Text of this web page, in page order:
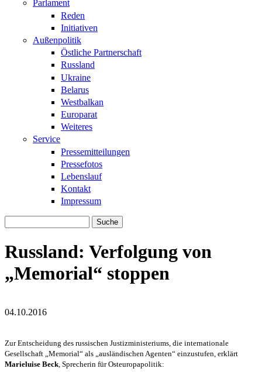
Parlament
Reden
Initiativen
Außenpolitik
Östliche Partnerschaft
Russland
Ukraine
Belarus
Westbalkan
Europarat
Weiteres
Service
Pressemitteilungen
Pressefotos
Lebenslauf
Kontakt
Impressum
Russland: Verfolgung von
„Memorial“ stoppen
memorial_logo.jpg
04.10.2016
memorial_logo.jpg
Zur Entscheidung des russischen Justizministeriums, die internationale
Gesellschaft „Memorial“ als „ausländischen Agenten“ einzustufen, erklärt
Marieluise Beck, Sprecherin für Osteuropapolitik: